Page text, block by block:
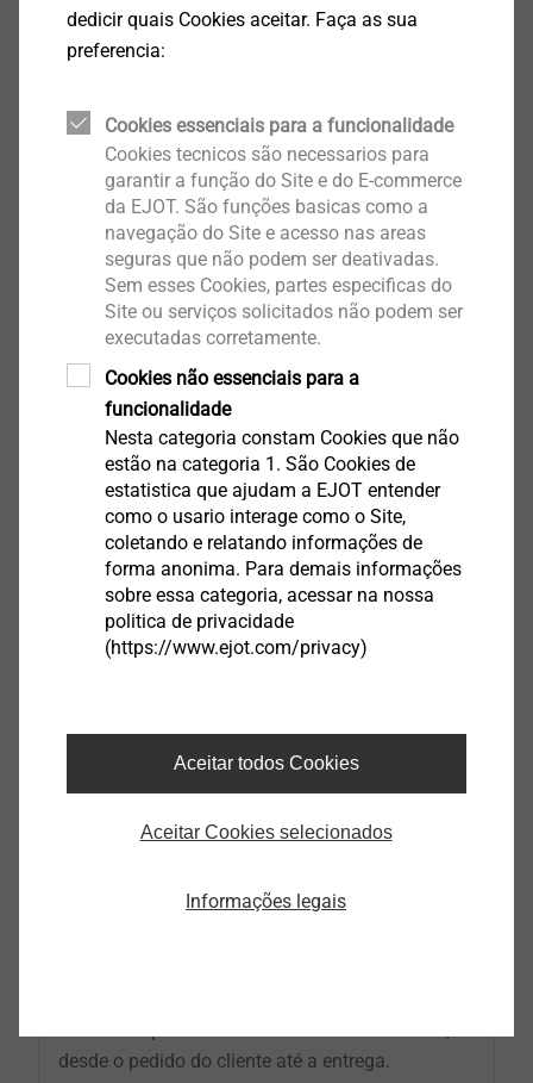
Nossa cultura se caracteriza pela integridade e
valorização. A disposição de nossos funcionários
é a garantia de uma renovação constante e da
manutenção de nossa capacidade de
desempenho.
Pensamos nos processos de forma holística -
desde o pedido do cliente até a entrega.
dedicir quais Cookies aceitar. Faça as sua
preferencia:
Cookies essenciais para a funcionalidade
Cookies tecnicos são necessarios para
garantir a função do Site e do E-commerce
da EJOT. São funções basicas como a
navegação do Site e acesso nas areas
seguras que não podem ser deativadas.
Sem esses Cookies, partes especificas do
Site ou serviços solicitados não podem ser
executadas corretamente.
Cookies não essenciais para a
funcionalidade
Nesta categoria constam Cookies que não
estão na categoria 1. São Cookies de
estatistica que ajudam a EJOT entender
como o usario interage como o Site,
coletando e relatando informações de
forma anonima. Para demais informações
sobre essa categoria, acessar na nossa
politica de privacidade
(https://www.ejot.com/privacy)
Aceitar todos Cookies
Aceitar Cookies selecionados
Informações legais